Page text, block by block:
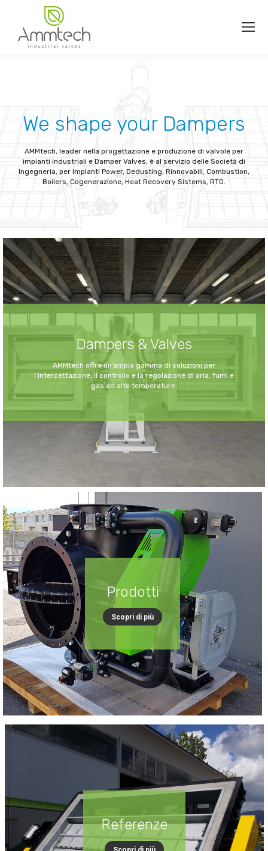
We shape your Dampers
AMMtech, leader nella progettazione e produzione di valvole per
impianti industriali e Damper Valves, è al servizio delle Società di
Ingegneria, per Impianti Power, Dedusting, Rinnovabili, Combustion,
Boilers, Cogenerazione, Heat Recovery Sistems, RTO.
Dampers & Valves
AMMtech offre un’ampia gamma di soluzioni per
l’intercettazione, il controllo e la regolazione di aria, fumi e
gas ad alte temperature.
Prodotti
Scopri di più
Referenze